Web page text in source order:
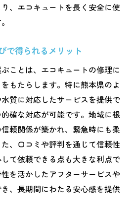
えるための工夫
べき重要ポイント
ュート修理業者を熊本県で見
するためのステップ
敗しないための注意点
利用した選び方
ートを期待するための選定基
に応じた業者選びの秘訣
業者選びの裏技
、エコキュートを長く安全に使
で得られるメリット
ことは、エコキュートの修理に
もたらします。特に熊本県のよ
質に対応したサービスを提供で
確な対応が可能です。地域に根
頼関係が築かれ、緊急時にも柔
、口コミや評判を通じて信頼性
て依頼できる点も大きな利点で
を活かしたアフターサービスや
、長期間にわたる安心感を提供